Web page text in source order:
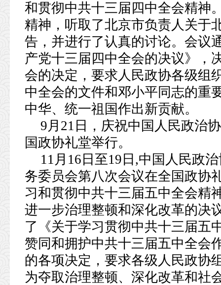
和贯彻中共十三届四中全会精神
精神，听取了北京市负责人关于
告，并进行了认真的讨论。会议
产党十三届四中全会的决议》，
会的决定，要求人民政协各级组
中全会的文件和邓小平同志的重
中华、统一祖国作出新贡献。
9月21日，庆祝中国人民政治
国政协礼堂举行。
11月16日至19日,中国人民政
务委员会第八次会议在全国政协
习和贯彻中共十三届五中全会精
进一步治理整顿和深化改革的决
了《关于学习贯彻中共十三届五
赞同和拥护中共十三届五中全会
的各项决定，要求各级人民政协
为夺取治理整顿、深化改革和社